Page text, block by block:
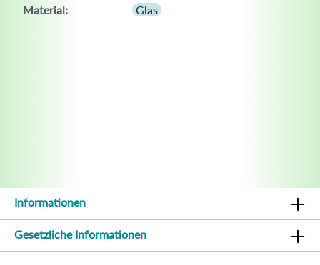
Material: Glas
Informationen
Gesetzliche Informationen